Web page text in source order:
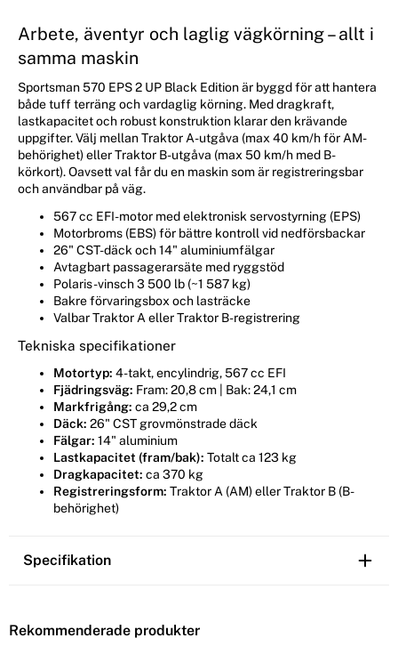
Arbete, äventyr och laglig vägkörning – allt i
samma maskin
Sportsman 570 EPS 2 UP Black Edition är byggd för att hantera
både tuff terräng och vardaglig körning. Med dragkraft,
lastkapacitet och robust konstruktion klarar den krävande
uppgifter. Välj mellan Traktor A-utgåva (max 40 km/h för AM-
behörighet) eller Traktor B-utgåva (max 50 km/h med B-
körkort). Oavsett val får du en maskin som är registreringsbar
och användbar på väg.
567 cc EFI-motor med elektronisk servostyrning (EPS)
Motorbroms (EBS) för bättre kontroll vid nedförsbackar
26" CST-däck och 14" aluminiumfälgar
Avtagbart passagerarsäte med ryggstöd
Polaris-vinsch 3 500 lb (~1 587 kg)
Bakre förvaringsbox och lasträcke
Valbar Traktor A eller Traktor B-registrering
Tekniska specifikationer
Motortyp: 4-takt, encylindrig, 567 cc EFI
Fjädringsväg: Fram: 20,8 cm | Bak: 24,1 cm
Markfrigång: ca 29,2 cm
Däck: 26" CST grovmönstrade däck
Fälgar: 14" aluminium
Lastkapacitet (fram/bak): Totalt ca 123 kg
Dragkapacitet: ca 370 kg
Registreringsform: Traktor A (AM) eller Traktor B (B-
behörighet)
Specifikation
Rekommenderade produkter